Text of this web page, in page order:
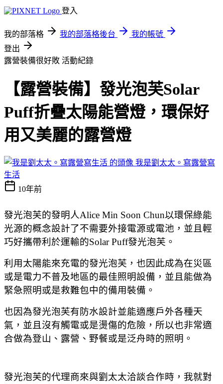
登入
我的部落格 我的部落格後台
我的帳號
登出
露營裝備很好敗 活動紀錄
【露營裝備】發光泡芙Solar
Puff折疊太陽能營燈，環保好
用又美麗的露營燈
我是劉太太。寫露營寫
生活
10年前
發光泡芙的發明人Alice Min Soon Chun以環保綠能
光源的概念設計了不需要外接電源或電池，並且輕
巧好攜帶利於運輸的Solar Puff發光泡芙。
利用太陽能來充電的發光泡芙，也因此成為在災區
或是電力不普及地區的最佳照明設備，並且能做為
緊急照明或是救難包中的備用裝備。
也因為發光泡芙有防水設計並能適應戶外各種天
氣 ，並且沒有觸電或是燙傷的危險，所以也非常適
合做為登山、露營 、野餐或是泛舟時的照明。
發光泡芙的代理商來與劉太太洽談合作時，我就對